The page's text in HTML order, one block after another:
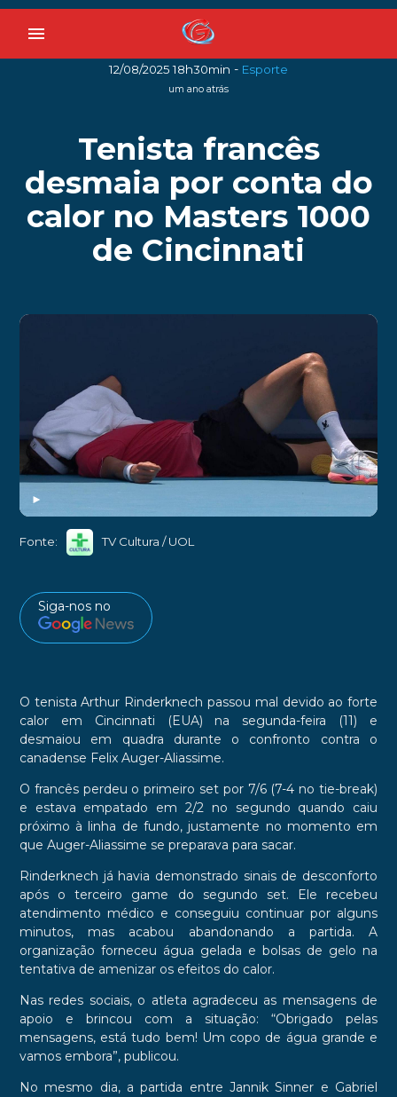
menu
12/08/2025 18h30min - Esporte
um ano atrás
Tenista francês
desmaia por conta do
calor no Masters 1000
de Cincinnati
►
Fonte: TV Cultura / UOL
Siga-nos no
O tenista Arthur Rinderknech passou mal devido ao forte
calor em Cincinnati (EUA) na segunda-feira (11) e
desmaiou em quadra durante o confronto contra o
canadense Felix Auger-Aliassime.
O francês perdeu o primeiro set por 7/6 (7-4 no tie-break)
e estava empatado em 2/2 no segundo quando caiu
próximo à linha de fundo, justamente no momento em
que Auger-Aliassime se preparava para sacar.
Rinderknech já havia demonstrado sinais de desconforto
após o terceiro game do segundo set. Ele recebeu
atendimento médico e conseguiu continuar por alguns
minutos, mas acabou abandonando a partida. A
organização forneceu água gelada e bolsas de gelo na
tentativa de amenizar os efeitos do calor.
Nas redes sociais, o atleta agradeceu as mensagens de
apoio e brincou com a situação: “Obrigado pelas
mensagens, está tudo bem! Um copo de água grande e
vamos embora”, publicou.
No mesmo dia, a partida entre Jannik Sinner e Gabriel